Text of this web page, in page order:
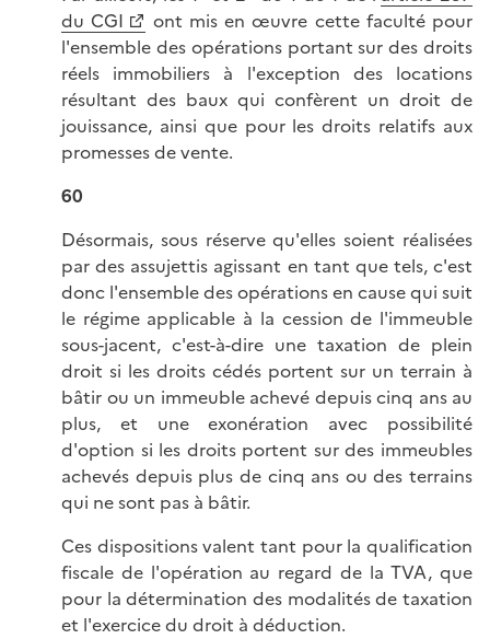
du CGI
ont mis en œuvre cette faculté pour
l'ensemble des opérations portant sur des droits
réels immobiliers à l'exception des locations
résultant des baux qui confèrent un droit de
jouissance, ainsi que pour les droits relatifs aux
promesses de vente.
60
Désormais, sous réserve qu'elles soient réalisées
par des assujettis agissant en tant que tels, c'est
donc l'ensemble des opérations en cause qui suit
le régime applicable à la cession de l'immeuble
sous-jacent, c'est-à-dire une taxation de plein
droit si les droits cédés portent sur un terrain à
bâtir ou un immeuble achevé depuis cinq ans au
plus, et une exonération avec possibilité
d'option si les droits portent sur des immeubles
achevés depuis plus de cinq ans ou des terrains
qui ne sont pas à bâtir.
Ces dispositions valent tant pour la qualification
fiscale de l'opération au regard de la TVA, que
pour la détermination des modalités de taxation
et l'exercice du droit à déduction.